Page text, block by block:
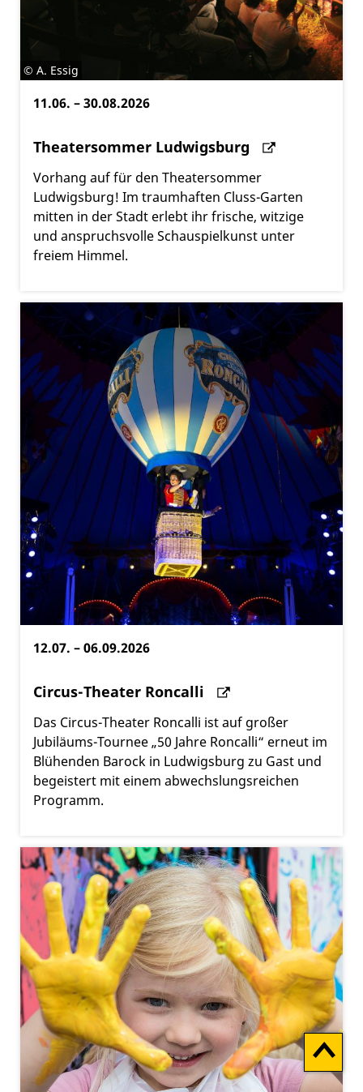
© A. Essig
11.06. – 30.08.2026
Theatersommer Ludwigsburg
Vorhang auf für den Theatersommer
Ludwigsburg! Im traumhaften Cluss-Garten
mitten in der Stadt erlebt ihr frische, witzige
und anspruchsvolle Schauspielkunst unter
freiem Himmel.
12.07. – 06.09.2026
Circus-Theater Roncalli
Das Circus-Theater Roncalli ist auf großer
Jubiläums-Tournee „50 Jahre Roncalli“ erneut im
Blühenden Barock in Ludwigsburg zu Gast und
begeistert mit einem abwechslungsreichen
Programm.
Zum